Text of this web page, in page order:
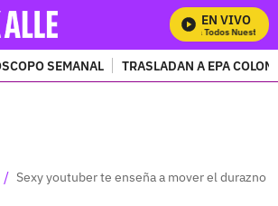
EN VIVO
Mira Todos Nuestros
SEMANAL TRASLADAN A EPA
/ Sexy youtuber te enseña a mover el durazno